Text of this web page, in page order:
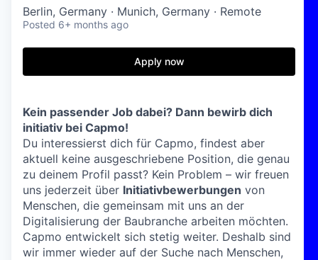
Berlin, Germany · Munich, Germany · Remote
Posted 6+ months ago
Apply now
Kein passender Job dabei? Dann bewirb dich
initiativ bei Capmo!
Du interessierst dich für Capmo, findest aber
aktuell keine ausgeschriebene Position, die genau
zu deinem Profil passt? Kein Problem – wir freuen
uns jederzeit über Initiativbewerbungen von
Menschen, die gemeinsam mit uns an der
Digitalisierung der Baubranche arbeiten möchten.
Capmo entwickelt sich stetig weiter. Deshalb sind
wir immer wieder auf der Suche nach Menschen,